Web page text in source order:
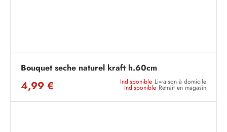
Bouquet seche naturel kraft h.60cm
4,99 € Indisponible Livraison à domicile
Indisponible Retrait en magasin